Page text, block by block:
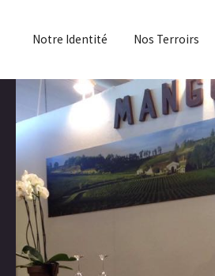
Notre Identité Nos Terroirs